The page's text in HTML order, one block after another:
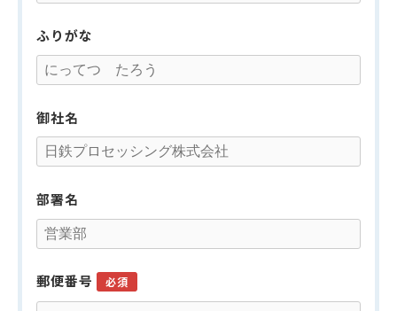
ふりがな
御社名
部署名
郵便番号 必須